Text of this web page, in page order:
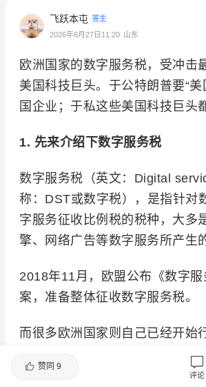
飞跃本屯 答主
2026年6月27日11:20 山东
欧洲国家的数字服务税，受冲击
美国科技巨头。于公特朗普要“美
国企业；于私这些美国科技巨头
1. 先来介绍下数字服务税
数字服务税（英文：Digital
称：DST或数字税），是指针对
字服务征收比例税的税种，大多
擎、网络广告等数字服务所产生
2018年11月，欧盟公布《数字
案，准备整体征收数字服务税。
而很多欧洲国家则自己已经开始
丹麦、法国、匈牙利、意大利、
西班牙、瑞士、土耳其和英国已
赞同 9
评论